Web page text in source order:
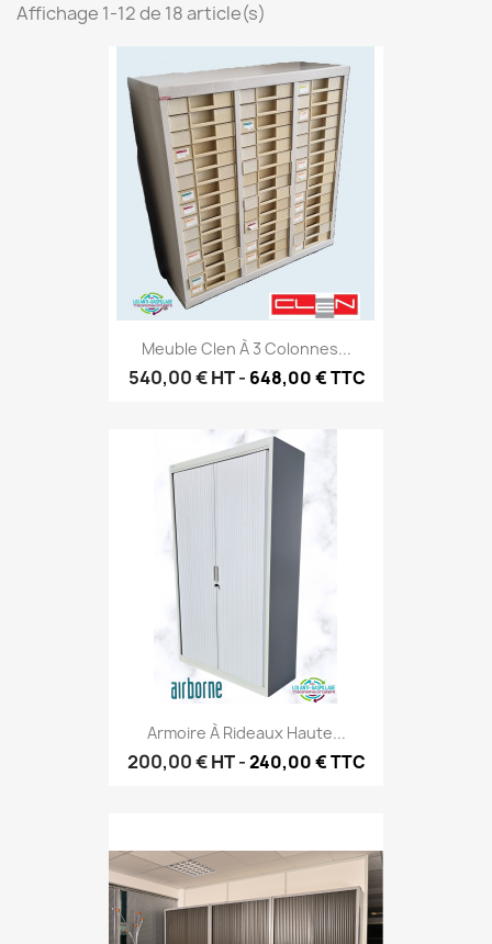
Affichage 1-12 de 18 article(s)
Meuble Clen À 3 Colonnes...
540,00 €HT- 648,00 € TTC
Armoire À Rideaux Haute...
200,00 €HT-240,00 € TTC